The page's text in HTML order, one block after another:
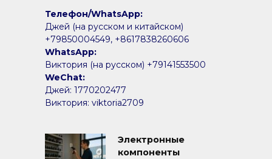
Телефон/WhatsApp:
Джей (на русском и китайском)
+79850004549, +8617838260606
WhatsApp:
Виктория (на русском) +79141553500
WeChat:
Джей: 1770202477
Виктория: viktoria2709
Электронные
компоненты